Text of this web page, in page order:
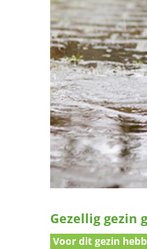
Gezellig gezin
Voor dit gezin